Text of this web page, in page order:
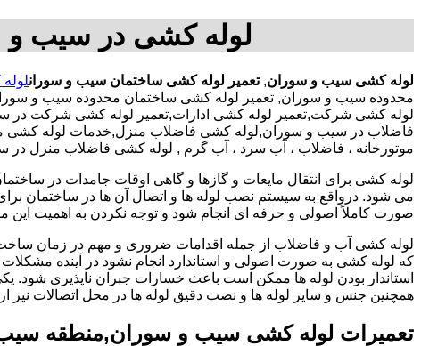
لوله کشی در سیب و
لوله کشی سیب و سوران,تعمیر لوله کشی ساختمان سیب و سوران
محدوده سیب و سوران, تعمیر لوله کشی ساختمان محدوده سیب و
لوله کشی شرکت,تعمیر لوله کشی ادارات,تعمیر لوله کشی شرکت در
فاضلاب در سیب و سوران,لوله کشی فاضلاب منزل,خدمات لوله کشی
موتورخانه ، فاضلاب ، آب سرد ، آب گرم , لوله کشی فاضلاب منزل
لوله کشی برای انتقال مایعات و گازها و گاهی اوقات جامدات در
می شود. درواقع به سیستم نصب لوله ها و اتصال آن ها در ساختمان
صورت کاملاً اصولی و حرفه ای انجام شود و توجه نکردن به اهمیت این
لوله کشی آب و فاضلاب از جمله اقدامات ضروری و مهم در زمان
که لوله کشی به صورت اصولی و استاندارد انجام نشود در آینده
استاندار بودن لوله ها ممکن است باعث خسارات جبران ناپذیری شود.
همچنین جنس و سایز لوله ها و نصب دقیق لوله ها در محل اتصالات
تعمیرات لوله کشی سیب و سوران,منطقه